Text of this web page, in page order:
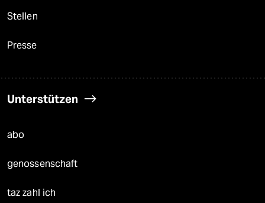
Stellen
Presse
Unterstützen
abo
genossenschaft
taz zahl ich